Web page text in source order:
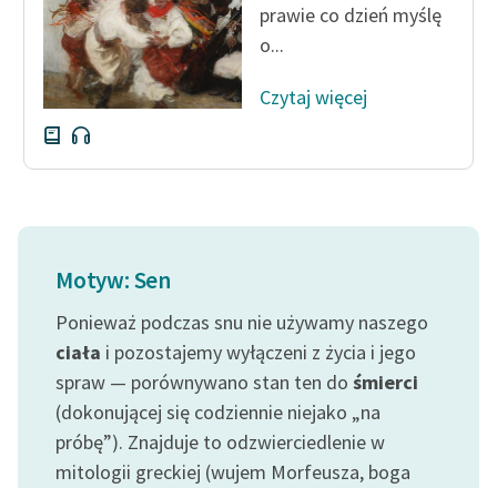
prawie co dzień myślę
o...
Czytaj więcej
Motyw: Sen
Ponieważ podczas snu nie używamy naszego
ciała i pozostajemy wyłączeni z życia i jego
spraw — porównywano stan ten do śmierci
(dokonującej się codziennie niejako „na
próbę”). Znajduje to odzwierciedlenie w
mitologii greckiej (wujem Morfeusza, boga